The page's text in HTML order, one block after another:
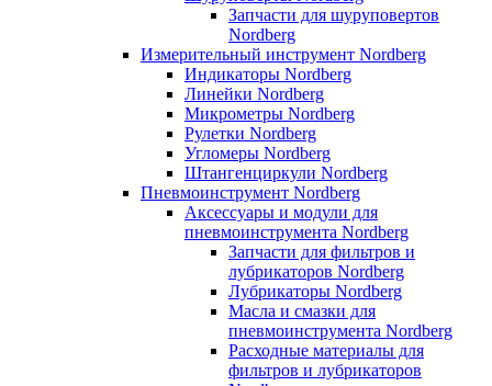
Запчасти для шуруповертов
Nordberg
Измерительный инструмент Nordberg
Индикаторы Nordberg
Линейки Nordberg
Микрометры Nordberg
Рулетки Nordberg
Угломеры Nordberg
Штангенциркули Nordberg
Пневмоинструмент Nordberg
Аксессуары и модули для
пневмоинструмента Nordberg
Запчасти для фильтров и
лубрикаторов Nordberg
Лубрикаторы Nordberg
Масла и смазки для
пневмоинструмента Nordberg
Расходные материалы для
фильтров и лубрикаторов